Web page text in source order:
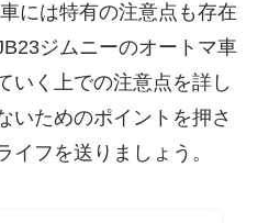
には特有の注意点も存在
ジムニーのオートマ車
いく上での注意点を詳し
いためのポイントを押さ
イフを送りましょう。